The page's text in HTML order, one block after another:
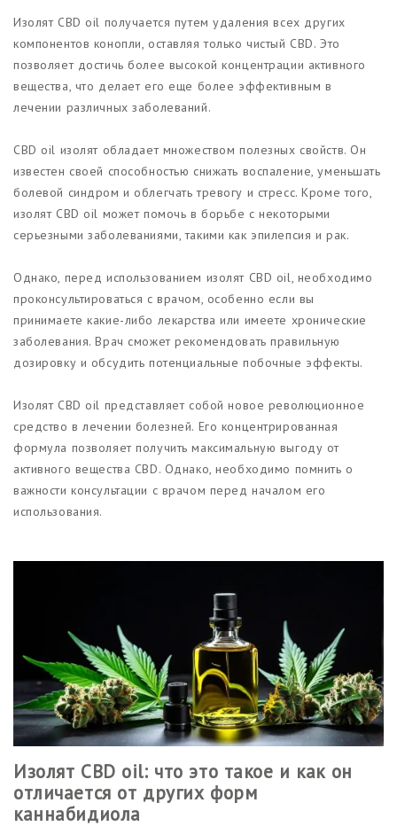
Изолят CBD oil получается путем удаления всех других
компонентов конопли, оставляя только чистый CBD. Это
позволяет достичь более высокой концентрации активного
вещества, что делает его еще более эффективным в
лечении различных заболеваний.
CBD oil изолят обладает множеством полезных свойств. Он
известен своей способностью снижать воспаление, уменьшать
болевой синдром и облегчать тревогу и стресс. Кроме того,
изолят CBD oil может помочь в борьбе с некоторыми
серьезными заболеваниями, такими как эпилепсия и рак.
Однако, перед использованием изолят CBD oil, необходимо
проконсультироваться с врачом, особенно если вы
принимаете какие-либо лекарства или имеете хронические
заболевания. Врач сможет рекомендовать правильную
дозировку и обсудить потенциальные побочные эффекты.
Изолят CBD oil представляет собой новое революционное
средство в лечении болезней. Его концентрированная
формула позволяет получить максимальную выгоду от
активного вещества CBD. Однако, необходимо помнить о
важности консультации с врачом перед началом его
использования.
Изолят CBD oil: что это такое и как он
отличается от других форм
каннабидиола